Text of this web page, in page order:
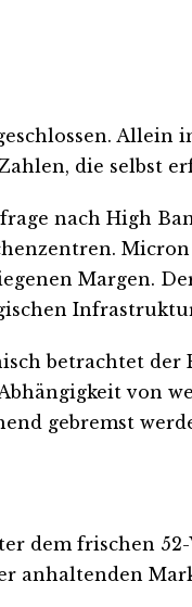
Allein
die selbst
nach High
Margen.
betrachtet
von
gebremst
dem frischen
anhaltenden